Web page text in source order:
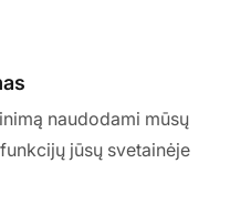
naudodami mūsų
jūsų svetainėje